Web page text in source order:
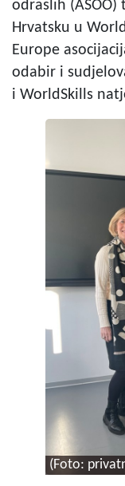
odraslih
Hrvatsku u
Europe
odabir i
i WorldSkills
(Foto: